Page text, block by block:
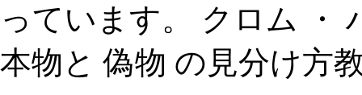
っています。 クロム ・
本物と 偽物 の見分け方